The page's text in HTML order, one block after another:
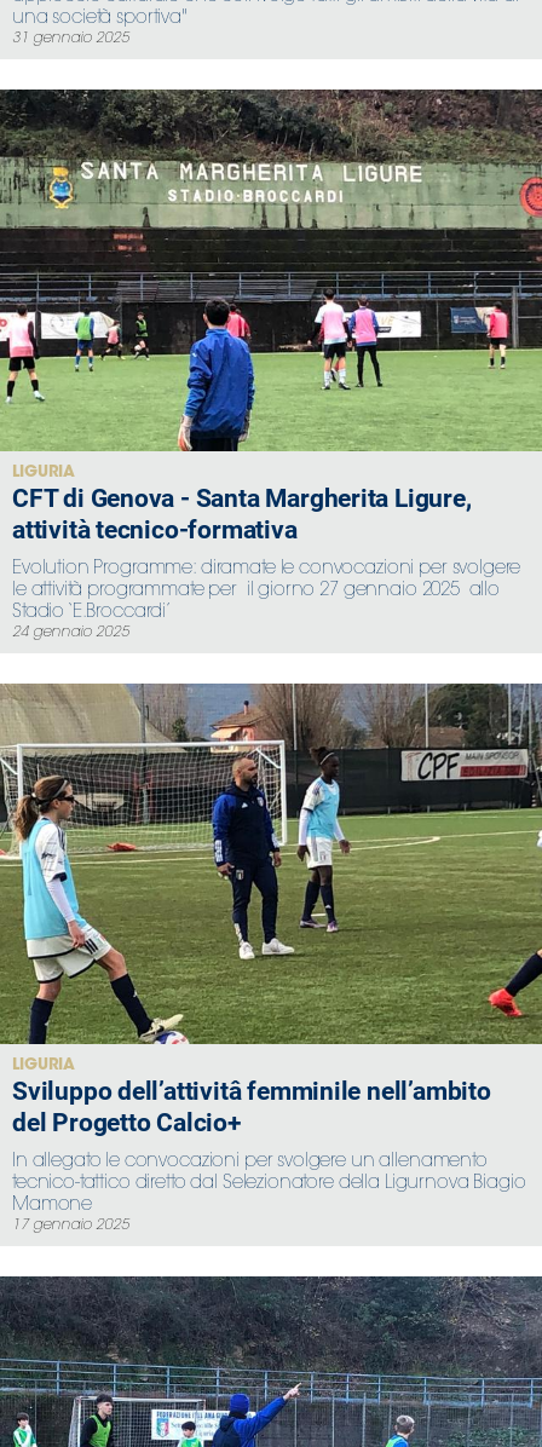
una società sportiva"
31 gennaio 2025
LIGURIA
CFT di Genova - Santa Margherita Ligure,
attività tecnico-formativa
Evolution Programme: diramate le convocazioni per svolgere
le attività programmate per il giorno 27 gennaio 2025 allo
Stadio ‘E.Broccardi’
24 gennaio 2025
LIGURIA
Sviluppo dell’attivitâ femminile nell’ambito
del Progetto Calcio+
In allegato le convocazioni per svolgere un allenamento
tecnico-tattico diretto dal Selezionatore della Ligurnova Biagio
Mamone
17 gennaio 2025